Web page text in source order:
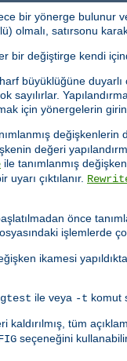
bir yönerge
olmalı, satırsonu
bir değiştirge kendi
büyüklüğüne
sayılırlar.
için yönergelerin
değişkenlerin
değeri
ile tanımlanmış
çıktılanır.
önce
işlemlerde
ikamesi
ile veya -t komut
kaldırılmış, tüm
seçeneğini